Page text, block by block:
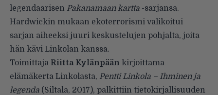
legendaarisen Pakanamaan kartta -sarjansa.
Hardwickin mukaan ekoterrorismi valikoitui
sarjan aiheeksi juuri keskustelujen pohjalta, joita
hän kävi Linkolan kanssa.
Toimittaja Riitta Kylänpään kirjoittama
elämäkerta Linkolasta, Pentti Linkola – Ihminen ja
legenda (Siltala, 2017), palkittiin tietokirjallisuuden